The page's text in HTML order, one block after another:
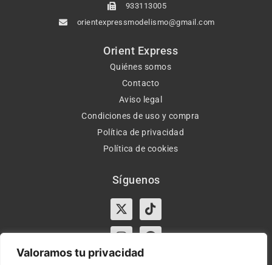
Valoramos tu privacidad
933113005
orientexpressmodelismo@gmail.com
Orient Express
Quiénes somos
Contacto
Aviso legal
Condiciones de uso y compra
Política de privacidad
Política de cookies
Síguenos
X-
twitter
Tiktok
InstagramFacebook